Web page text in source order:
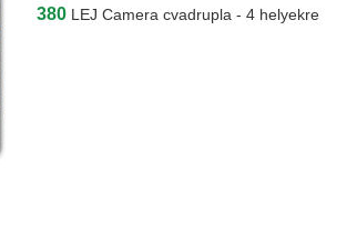
380 LEJ Camera cvadrupla - 4 helyekre